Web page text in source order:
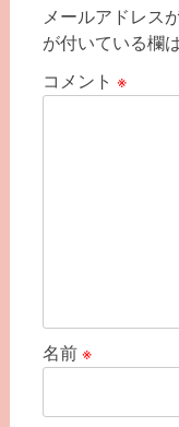
メールアドレス
が付いている欄
コメント ※
名前 ※